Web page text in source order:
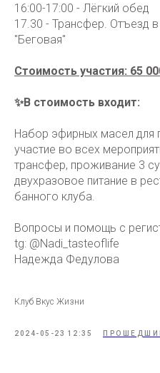
16:00-17:00 - Лёгкий обед
17.30 - Трансфер. Отъезд
"Беговая"
Стоимость участия: 65
✨В стоимость входит:
Набор эфирных масел для
участие во всех
трансфер, проживание 3
двухразовое питание в
банного клуба.
Вопросы и помощь с
tg: @Nadi_tasteoflife
Надежда Федулова
Клуб Вкус Жизни
2024-05-23 12:35